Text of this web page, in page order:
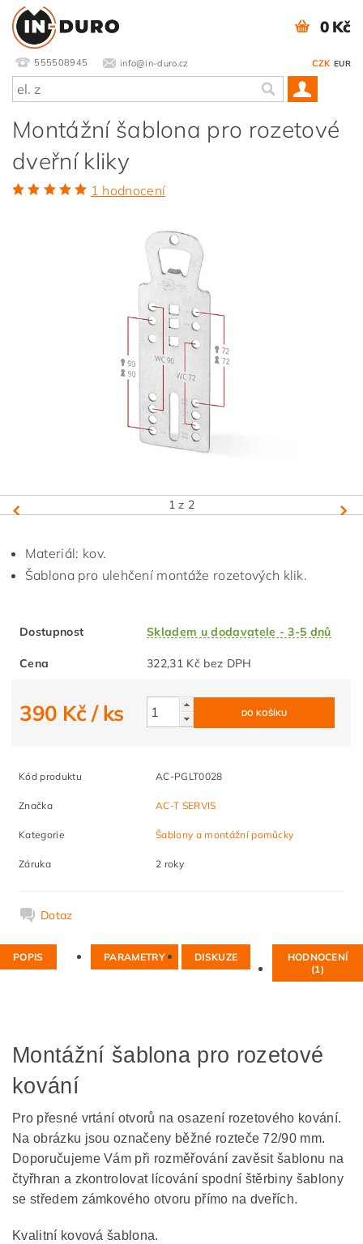
555508945 info@in-duro.cz CZK EUR
0 Kč
Montážní šablona pro rozetové
dveřní kliky
1 hodnocení
1 z 2
Materiál: kov.
Šablona pro ulehčení montáže rozetových klik.
Dostupnost Skladem u dodavatele - 3-5 dnů
Cena 322,31 Kč bez DPH
390 Kč/ ks
Kód produktu AC-PGLT0028
Značka AC-T SERVIS
Kategorie Šablony a montážní pomůcky
Záruka 2 roky
Dotaz
POPIS PARAMETRY DISKUZE
HODNOCENÍ
(1)
Montážní šablona pro rozetové
kování
Pro přesné vrtání otvorů na osazení rozetového kování.
Na obrázku jsou označeny běžné rozteče 72/90 mm.
Doporučujeme Vám při rozměřování zavěsit šablonu na
čtyřhran a zkontrolovat lícování spodní štěrbiny šablony
se středem zámkového otvoru přímo na dveřích.
Kvalitní kovová šablona.